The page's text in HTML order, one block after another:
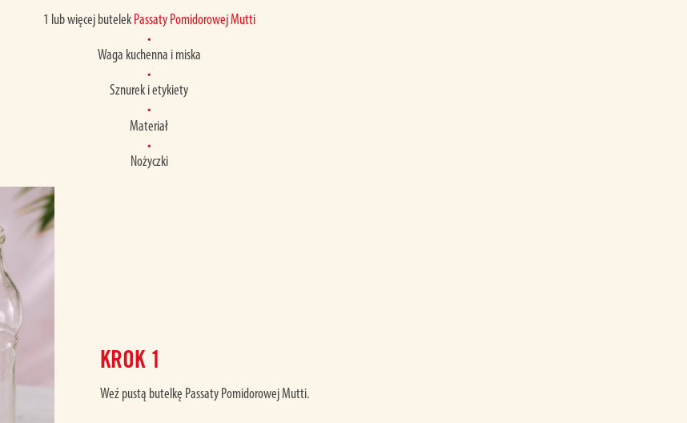
1 lub więcej butelek Passaty Pomidorowej Mutti
Waga kuchenna i miska
Sznurek i etykiety
Materiał
Nożyczki
KROK1
Weź pustą butelkę Passaty Pomidorowej Mutti.